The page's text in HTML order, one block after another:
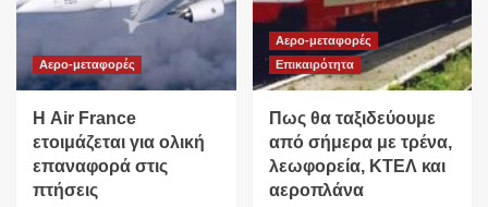
Αερο-μεταφορές
Η Air France
ετοιμάζεται για ολική
επαναφορά στις
πτήσεις
Αερο-μεταφορές
Επικαιρότητα
Πως θα ταξιδεύουμε
από σήμερα με τρένα,
λεωφορεία, ΚΤΕΛ και
αεροπλάνα